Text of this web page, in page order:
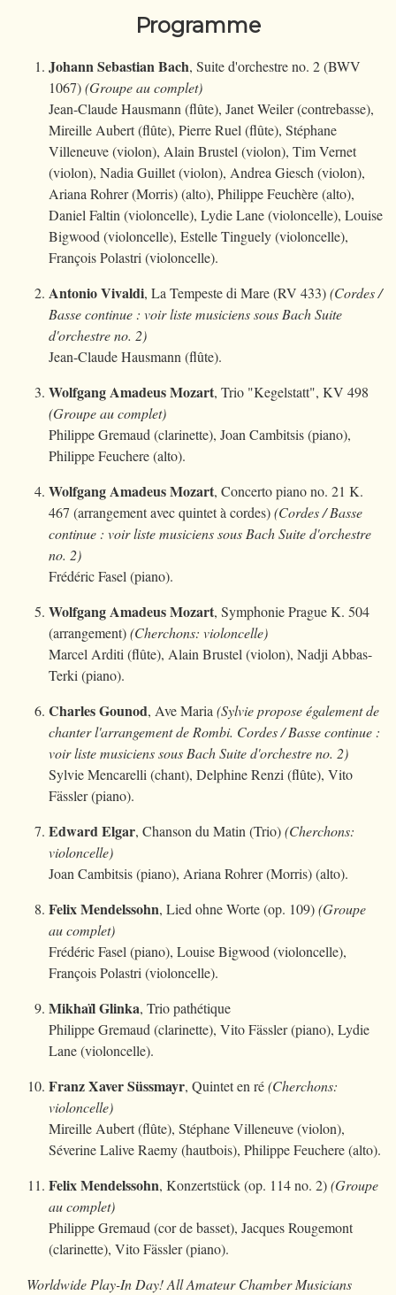
Programme
Johann Sebastian Bach, Suite d'orchestre no. 2 (BWV
1067)(Groupe au complet)
Jean-Claude Hausmann (flûte), Janet Weiler (contrebasse),
Mireille Aubert (flûte), Pierre Ruel (flûte), Stéphane
Villeneuve (violon), Alain Brustel (violon), Tim Vernet
(violon), Nadia Guillet (violon), Andrea Giesch (violon),
Ariana Rohrer (Morris) (alto), Philippe Feuchère (alto),
Daniel Faltin (violoncelle), Lydie Lane (violoncelle), Louise
Bigwood (violoncelle), Estelle Tinguely (violoncelle),
François Polastri (violoncelle).
Antonio Vivaldi, La Tempeste di Mare (RV 433)(Cordes /
Basse continue : voir liste musiciens sous Bach Suite
d'orchestre no. 2)
Jean-Claude Hausmann (flûte).
Wolfgang Amadeus Mozart, Trio "Kegelstatt", KV 498
(Groupe au complet)
Philippe Gremaud (clarinette), Joan Cambitsis (piano),
Philippe Feuchere (alto).
Wolfgang Amadeus Mozart, Concerto piano no. 21 K.
467 (arrangement avec quintet à cordes)(Cordes / Basse
continue : voir liste musiciens sous Bach Suite d'orchestre
no. 2)
Frédéric Fasel (piano).
Wolfgang Amadeus Mozart, Symphonie Prague K. 504
(arrangement)(Cherchons: violoncelle)
Marcel Arditi (flûte), Alain Brustel (violon), Nadji Abbas-
Terki (piano).
Charles Gounod, Ave Maria(Sylvie propose également de
chanter l'arrangement de Rombi. Cordes / Basse continue :
voir liste musiciens sous Bach Suite d'orchestre no. 2)
Sylvie Mencarelli (chant), Delphine Renzi (flûte), Vito
Fässler (piano).
Edward Elgar, Chanson du Matin (Trio)(Cherchons:
violoncelle)
Joan Cambitsis (piano), Ariana Rohrer (Morris) (alto).
Felix Mendelssohn, Lied ohne Worte (op. 109)(Groupe
au complet)
Frédéric Fasel (piano), Louise Bigwood (violoncelle),
François Polastri (violoncelle).
Mikhaïl Glinka, Trio pathétique
Philippe Gremaud (clarinette), Vito Fässler (piano), Lydie
Lane (violoncelle).
Franz Xaver Süssmayr, Quintet en ré(Cherchons:
violoncelle)
Mireille Aubert (flûte), Stéphane Villeneuve (violon),
Séverine Lalive Raemy (hautbois), Philippe Feuchere (alto).
Felix Mendelssohn, Konzertstück (op. 114 no. 2)(Groupe
au complet)
Philippe Gremaud (cor de basset), Jacques Rougemont
(clarinette), Vito Fässler (piano).
Worldwide Play-In Day! All Amateur Chamber Musicians